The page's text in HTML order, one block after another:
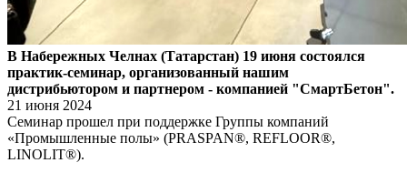
В Набережных Челнах (Татарстан) 19 июня состоялся
практик-семинар, организованный нашим
дистрибьютором и партнером - компанией "СмартБетон".
21 июня 2024
Семинар прошел при поддержке Группы компаний
«Промышленные полы» (PRASPAN®, REFLOOR®,
LINOLIT®).